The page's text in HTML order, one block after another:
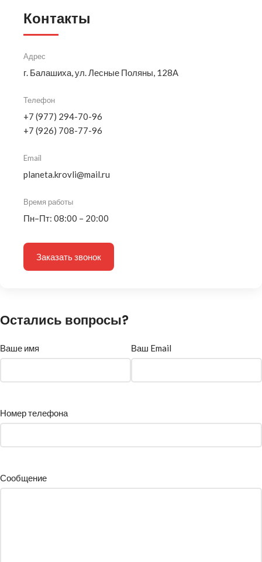
Контакты
Адрес
г. Балашиха, ул. Лесные Поляны, 128А
Телефон
+7 (977) 294-70-96
+7 (926) 708-77-96
Email
planeta.krovli@mail.ru
Время работы
Пн–Пт: 08:00 – 20:00
Заказать звонок
Остались вопросы?
Ваше имя Ваш Email
Номер телефона
Сообщение